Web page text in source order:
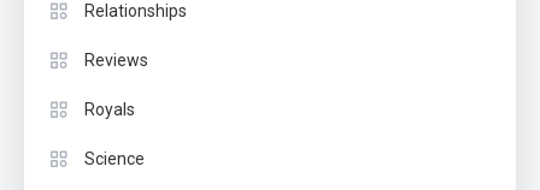
Relationships
Reviews
Royals
Science